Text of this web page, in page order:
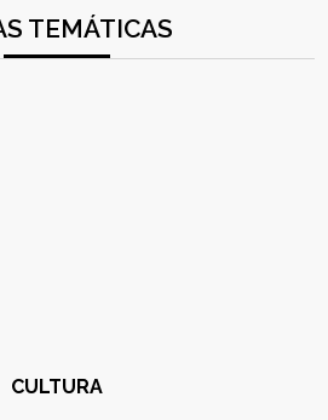
TEMÁTICAS
CULTURA